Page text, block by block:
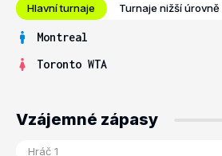
Hlavní turnaje Turnaje nižší úrovně
Montreal
Toronto WTA
Vzájemné zápasy